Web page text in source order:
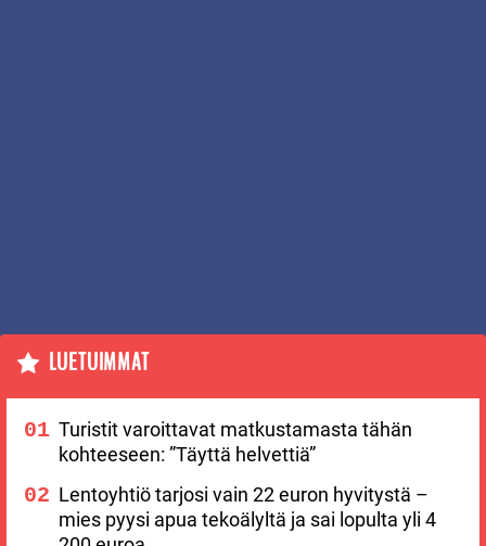
LUETUIMMAT
Turistit varoittavat matkustamasta tähän
kohteeseen: ”Täyttä helvettiä”
Lentoyhtiö tarjosi vain 22 euron hyvitystä –
mies pyysi apua tekoälyltä ja sai lopulta yli 4